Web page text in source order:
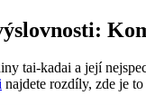
tai-kadai a její
najdete rozdíly, zde je